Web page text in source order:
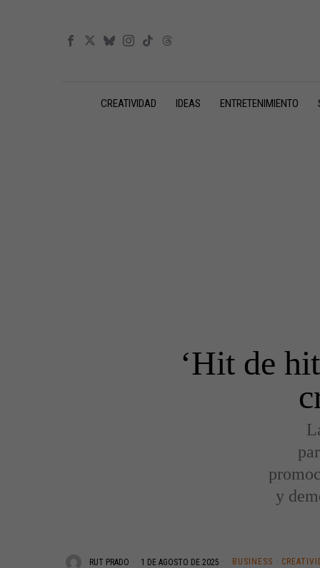
CREATIVIDAD IDEAS ENTRETENIMIENTO
‘Hit de
y
RUT PRADO 1 DE AGOSTO DE 2025 BUSINESS ·